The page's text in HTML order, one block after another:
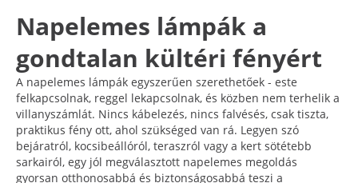
Napelemes lámpák a
gondtalan kültéri fényért
A napelemes lámpák egyszerűen szerethetőek - este
felkapcsolnak, reggel lekapcsolnak, és közben nem terhelik a
villanyszámlát. Nincs kábelezés, nincs falvésés, csak tiszta,
praktikus fény ott, ahol szükséged van rá. Legyen szó
bejáratról, kocsibeállóról, teraszról vagy a kert sötétebb
sarkairól, egy jól megválasztott napelemes megoldás
gyorsan otthonosabbá és biztonságosabbá teszi a